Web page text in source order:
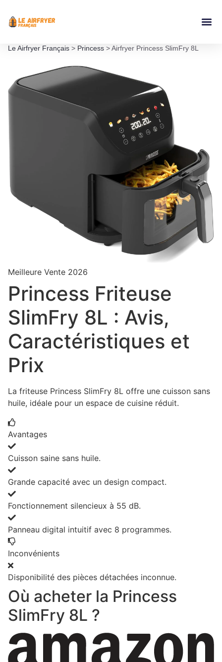
Le Airfryer Français > Princess > Airfryer Princess SlimFry 8L
Meilleure Vente 2026
Princess Friteuse
SlimFry 8L : Avis,
Caractéristiques et
Prix
La friteuse Princess SlimFry 8L offre une cuisson sans
huile, idéale pour un espace de cuisine réduit.
Avantages
Cuisson saine sans huile.
Grande capacité avec un design compact.
Fonctionnement silencieux à 55 dB.
Panneau digital intuitif avec 8 programmes.
Inconvénients
Disponibilité des pièces détachées inconnue.
Où acheter la Princess
SlimFry 8L ?